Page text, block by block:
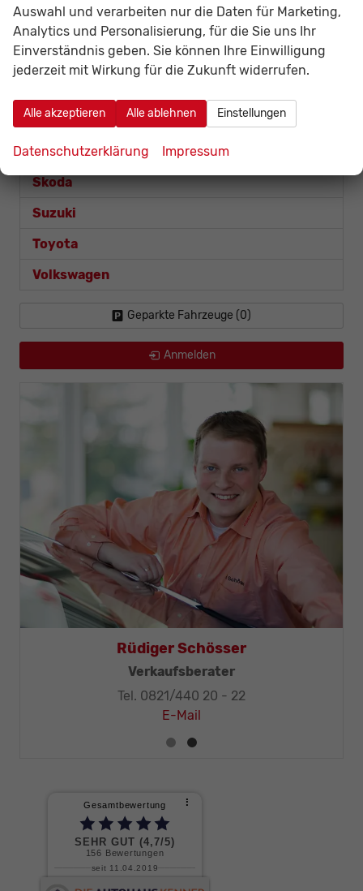
Opel
Renault
Kangoo
Seat
Skoda
Suzuki
Toyota
Volkswagen
Geparkte Fahrzeuge (0)
Anmelden
Rüdiger Schösser
Verkaufsberater
Tel. 0821/440 20 - 22
E-Mail
Auswahl und verarbeiten nur die Daten für Marketing,
Analytics und Personalisierung, für die Sie uns Ihr
Einverständnis geben. Sie können Ihre Einwilligung
jederzeit mit Wirkung für die Zukunft widerrufen.
Alle akzeptieren Alle ablehnen Einstellungen
Datenschutzerklärung Impressum